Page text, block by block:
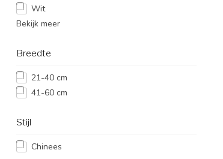
Wit
Bekijk meer
Breedte
21-40 cm
41-60 cm
Stijl
Chinees